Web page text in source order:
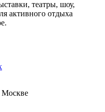
театры, шоу,
активного отдыха